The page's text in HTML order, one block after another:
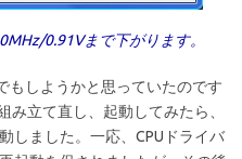
0.91Vまで下がります。
もしようかと思っていたのです
み立て直し、起動してみたら、
しました。一応、CPUドライバ